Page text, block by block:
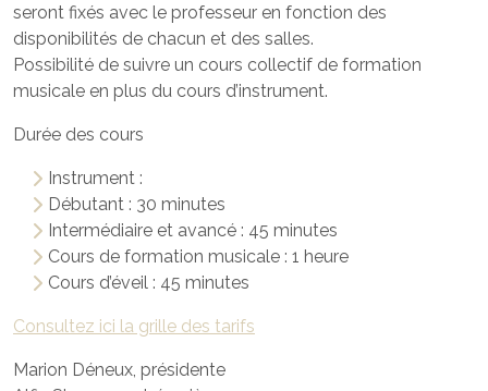
seront fixés avec le professeur en fonction des
disponibilités de chacun et des salles.
Possibilité de suivre un cours collectif de formation
musicale en plus du cours d’instrument.
Durée des cours
Instrument :
Débutant : 30 minutes
Intermédiaire et avancé : 45 minutes
Cours de formation musicale : 1 heure
Cours d’éveil : 45 minutes
Consultez ici la grille des tarifs
Marion Déneux, présidente